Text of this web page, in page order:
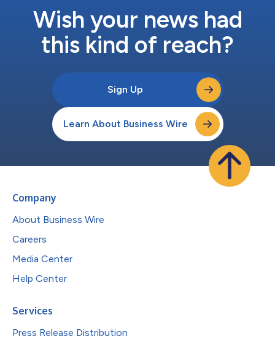
Wish your news had
this kind of reach?
Sign Up
Learn About Business Wire
Company
About Business Wire
Careers
Media Center
Help Center
Services
Press Release Distribution